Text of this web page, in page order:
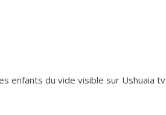
enfants du vide visible sur Ushuaia tv